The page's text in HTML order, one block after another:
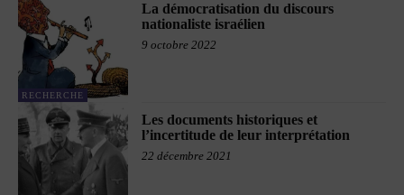
RECHERCHE
La démocratisation du discours
nationaliste israélien
9 octobre 2022
Les documents historiques et
l’incertitude de leur interprétation
22 décembre 2021